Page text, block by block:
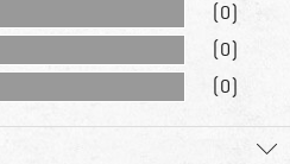
(0)
(0)
(0)